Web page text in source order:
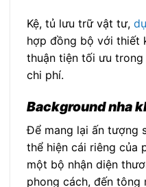
Kệ, tủ lưu trữ vật tư,
hợp đồng bộ với thiết
thuận tiện tối ưu
chi phí.
Background nha
Để mang lại ấn tượng
thể hiện cái riêng của
một bộ nhận diện
phong cách, đến tông